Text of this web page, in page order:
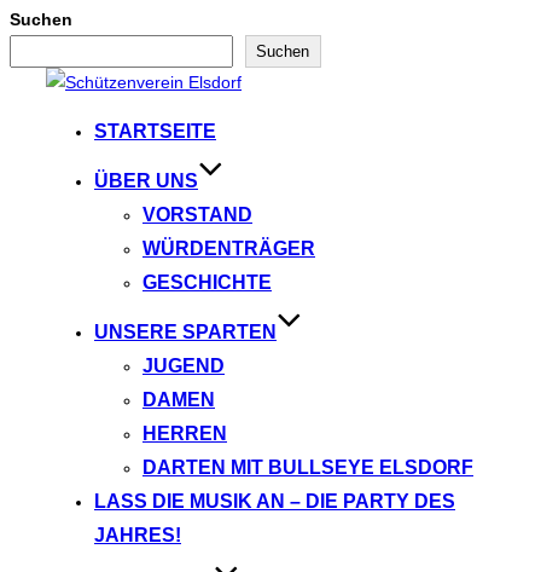
Suchen
Suchen
STARTSEITE
ÜBER UNS
VORSTAND
WÜRDENTRÄGER
GESCHICHTE
UNSERE SPARTEN
JUGEND
DAMEN
HERREN
DARTEN MIT BULLSEYE ELSDORF
LASS DIE MUSIK AN – DIE PARTY DES
JAHRES!